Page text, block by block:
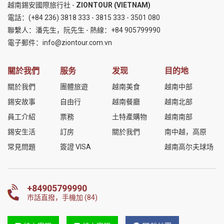
越南錫安國際旅行社 - ZIONTOUR (VIETNAM)
電話： (+84 236) 3818 333 - 3815 333 - 3501 080
聯繫人：潘先生，阮先生 - 熱線： +84 905799990
電子郵件： info@ziontour.com.vn
關於我們
關於我們
錫安故事
員工介紹
錫安生活
常見問題
服务
團體旅遊
自由行
票務
訂房
簽證 VISA
发现
越南美食
越南餐廳
土特產購物
關於我們
目的地
越南中部
越南北部
越南南部
南中越，高原
越南高尔夫球场
+84905799990
市話直撥，手機加 (84)